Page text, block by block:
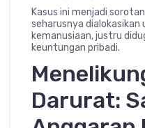
Kasus ini menjadi
seharusnya
kemanusiaan, justru
keuntungan pribadi.
Darurat: